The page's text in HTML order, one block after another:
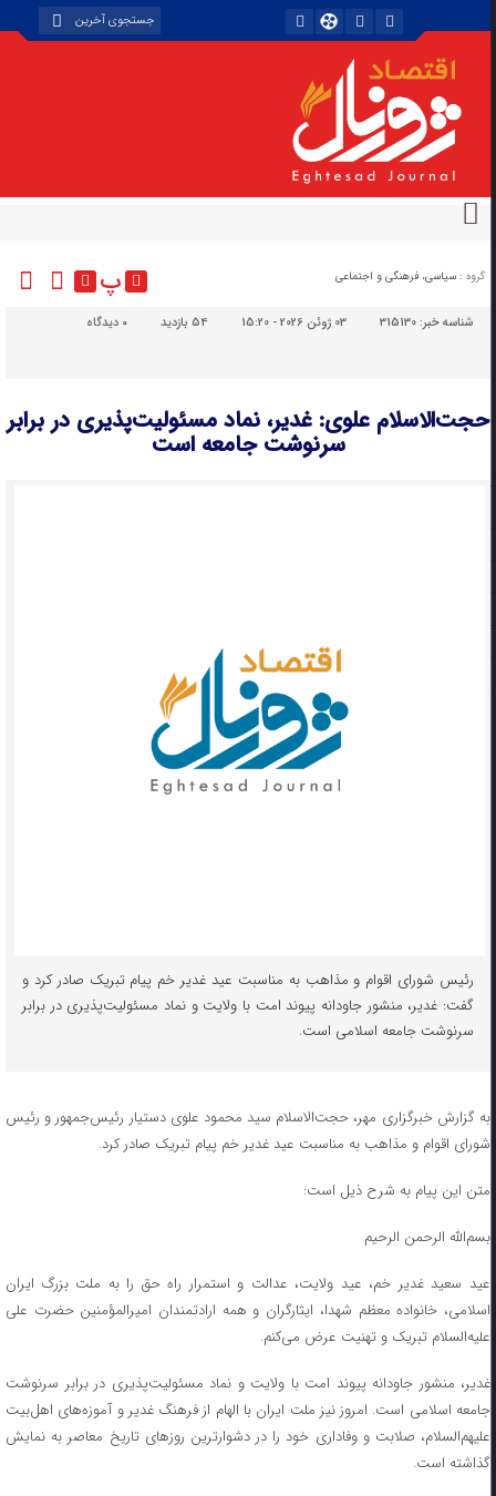
گروه : سیاسی، فرهنگی و اجتماعی پ
شناسه خبر:315130 03 ژوئن 2026 - 15:20 54 بازدید دیدگاه
حجت‌الاسلام‌ علوی: غدیر، نماد مسئولیت‌پذیری در برابر
سرنوشت جامعه است
رئیس شورای اقوام و مذاهب به مناسبت عید غدیر خم پیام تبریک صادر کرد و
گفت: غدیر، منشور جاودانه پیوند امت با ولایت و نماد مسئولیت‌پذیری در برابر
سرنوشت جامعه اسلامی است.
به گزارش خبرگزاری مهر، حجت‌الاسلام‌ سید محمود علوی دستیار رئیس‌جمهور و رئیس
شورای اقوام و مذاهب به مناسبت عید غدیر خم پیام تبریک صادر کرد.
متن این پیام به شرح ذیل است:
بسم‌الله الرحمن الرحیم
عید سعید غدیر خم، عید ولایت، عدالت و استمرار راه حق را به ملت بزرگ ایران
اسلامی، خانواده معظم شهدا، ایثارگران و همه ارادتمندان امیرالمؤمنین حضرت علی
علیه‌السلام تبریک و تهنیت عرض می‌کنم.
غدیر، منشور جاودانه پیوند امت با ولایت و نماد مسئولیت‌پذیری در برابر سرنوشت
جامعه اسلامی است. امروز نیز ملت ایران با الهام از فرهنگ غدیر و آموزه‌های اهل‌بیت
علیهم‌السلام، صلابت و وفاداری خود را در دشوارترین روزهای تاریخ معاصر به نمایش
گذاشته است.